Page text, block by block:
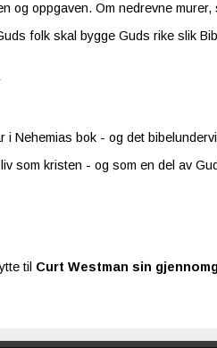
og oppgaven. Om nedrevne murer,
folk skal bygge Guds rike slik
i Nehemias bok - og det
som kristen - og som en del av
til Curt Westman sin